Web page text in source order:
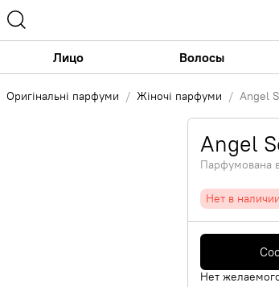
Лицо Волосы
Оригінальні парфуми Жіночі парфуми Angel
Angel
Парфумована
Нет в наличии
Нет